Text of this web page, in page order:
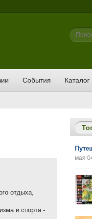
Поиск
События Каталог
отдыха,
и спорта -
мая